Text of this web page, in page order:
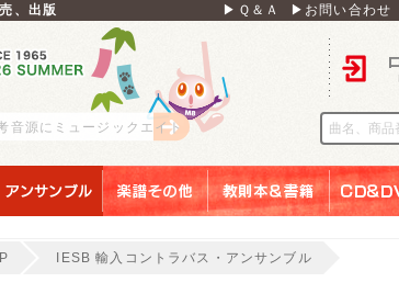
、出版 ▶Ｑ＆Ａ ▶お問い合わせ
音源にミュージックエイト
IESB 輸入コントラバス・アンサンブル